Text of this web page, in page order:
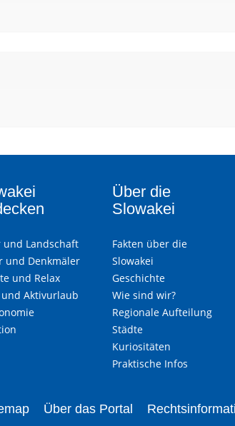
und Landschaft
und Denkmäler
und Relax
Aktivurlaub
Über die
Slowakei
Fakten über die
Slowakei
Geschichte
Wie sind wir?
Regionale Aufteilung
Städte
Kuriositäten
Praktische Infos
Über das Portal